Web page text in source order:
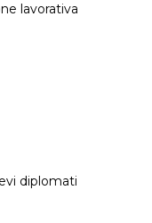
lavorativa
diplomati